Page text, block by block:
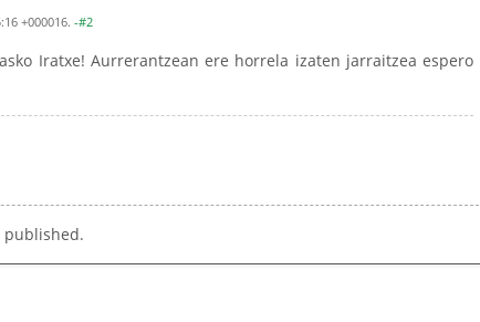
+000016. -#2
Iratxe! Aurrerantzean ere horrela izaten jarraitzea espero
published.